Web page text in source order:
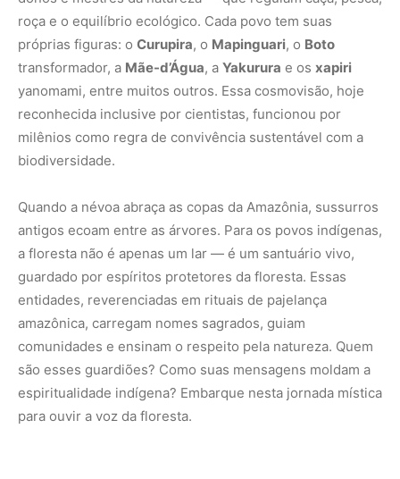
roça e o equilíbrio ecológico. Cada povo tem suas
próprias figuras: o Curupira, o Mapinguari, o Boto
transformador, a Mãe-d’Água, a Yakurura e os xapiri
yanomami, entre muitos outros. Essa cosmovisão, hoje
reconhecida inclusive por cientistas, funcionou por
milênios como regra de convivência sustentável com a
biodiversidade.
Quando a névoa abraça as copas da Amazônia, sussurros
antigos ecoam entre as árvores. Para os povos indígenas,
a floresta não é apenas um lar — é um santuário vivo,
guardado por espíritos protetores da floresta. Essas
entidades, reverenciadas em rituais de pajelança
amazônica, carregam nomes sagrados, guiam
comunidades e ensinam o respeito pela natureza. Quem
são esses guardiões? Como suas mensagens moldam a
espiritualidade indígena? Embarque nesta jornada mística
para ouvir a voz da floresta.